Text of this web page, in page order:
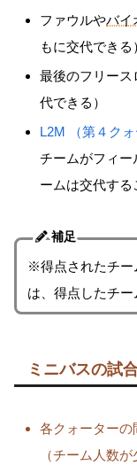
ファウルやバイ
もに交代できる
最後のフリース
代できる）
L2M （第４ク
チームがフィー
ームは交代する
補足
※得点されたチー
は、得点したチー
ミニバスの試
各クォーターの
（チーム人数